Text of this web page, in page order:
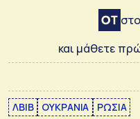
στο
και μάθετε
ΛΒΙΒ ΟΥΚΡΑΝΙΑ ΡΩΣΙΑ